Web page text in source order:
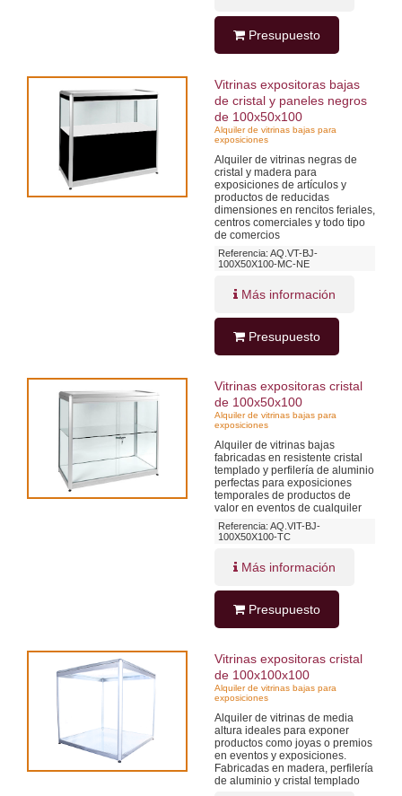
Presupuesto
Vitrinas expositoras bajas
de cristal y paneles negros
de 100x50x100
Alquiler de vitrinas bajas para
exposiciones
Alquiler de vitrinas negras de
cristal y madera para
exposiciones de artículos y
productos de reducidas
dimensiones en rencitos feriales,
centros comerciales y todo tipo
de comercios
Referencia: AQ.VT-BJ-
100X50X100-MC-NE
Más información
Presupuesto
Vitrinas expositoras cristal
de 100x50x100
Alquiler de vitrinas bajas para
exposiciones
Alquiler de vitrinas bajas
fabricadas en resistente cristal
templado y perfilería de aluminio
perfectas para exposiciones
temporales de productos de
valor en eventos de cualquiler
Referencia: AQ.VIT-BJ-
100X50X100-TC
Más información
Presupuesto
Vitrinas expositoras cristal
de 100x100x100
Alquiler de vitrinas bajas para
exposiciones
Alquiler de vitrinas de media
altura ideales para exponer
productos como joyas o premios
en eventos y exposiciones.
Fabricadas en madera, perfilería
de aluminio y cristal templado